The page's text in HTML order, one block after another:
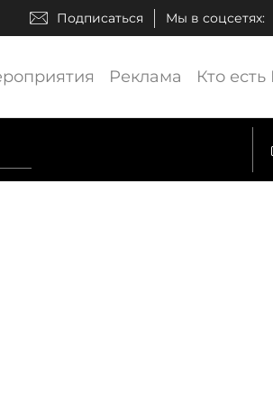
Подписаться Мы в соцсетях:
Реклама Кто есть